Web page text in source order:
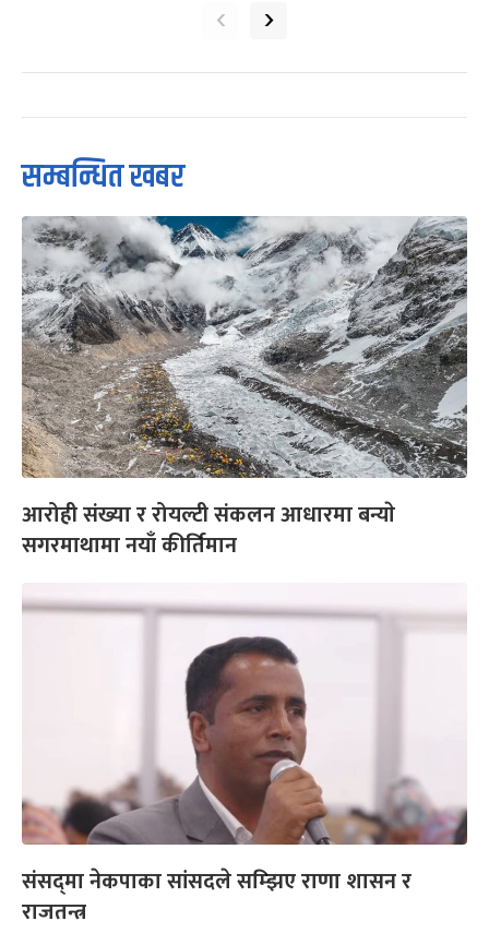
‹ ›
सम्बन्धित खबर
आरोही संख्या र रोयल्टी संकलन आधारमा बन्याे
सगरमाथामा नयाँ कीर्तिमान
संसद्‌मा नेकपाका सांसदले सम्झिए राणा शासन र
राजतन्त्र